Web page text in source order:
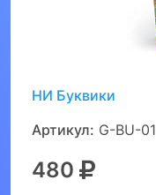
НИ Буквики
Артикул: G-BU-01
480